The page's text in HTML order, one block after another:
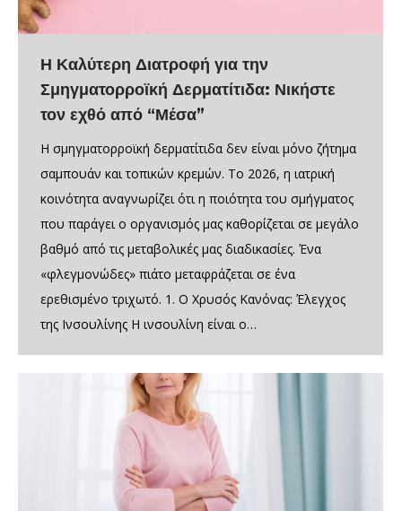
Η Καλύτερη Διατροφή για την
Σμηγματορροϊκή Δερματίτιδα: Νικήστε
τον εχθό από “Μέσα”
Η σμηγματορροϊκή δερματίτιδα δεν είναι μόνο ζήτημα
σαμπουάν και τοπικών κρεμών. Το 2026, η ιατρική
κοινότητα αναγνωρίζει ότι η ποιότητα του σμήγματος
που παράγει ο οργανισμός μας καθορίζεται σε μεγάλο
βαθμό από τις μεταβολικές μας διαδικασίες. Ένα
«φλεγμονώδες» πιάτο μεταφράζεται σε ένα
ερεθισμένο τριχωτό. 1. Ο Χρυσός Κανόνας: Έλεγχος
της Ινσουλίνης Η ινσουλίνη είναι ο…